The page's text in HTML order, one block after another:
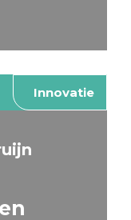
Innovatie